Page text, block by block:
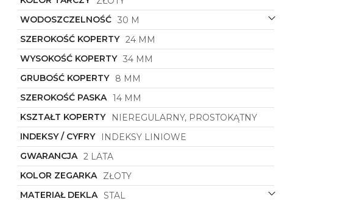
WODOSZCZELNOŚĆ 30 M
SZEROKOŚĆ KOPERTY 24 MM
WYSOKOŚĆ KOPERTY 34 MM
GRUBOŚĆ KOPERTY
8 MM
SZEROKOŚĆ PASKA 14 MM
KSZTAŁT KOPERTY
NIEREGULARNY, PROSTOKĄTNY
INDEKSY / CYFRY
INDEKSY LINIOWE
GWARANCJA 2 LATA
KOLOR ZEGARKA
ZŁOTY
MATERIAŁ DEKLA STAL